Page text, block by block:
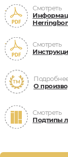
Смотреть
Смотреть
О
Смотреть
Подтипы